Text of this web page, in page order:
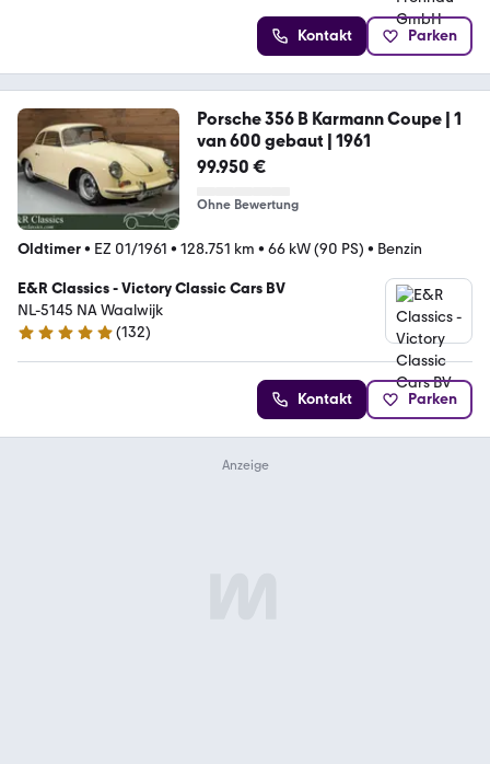
Kontakt Parken
Porsche 356 B Karmann Coupe | 1
van 600 gebaut | 1961
99.950 €
Ohne Bewertung
Oldtimer• EZ 01/1961 • 128.751 km • 66 kW (90 PS) • Benzin
E&R Classics - Victory Classic Cars BV
NL-5145 NA Waalwijk
5 Sterne
(132)
Kontakt Parken